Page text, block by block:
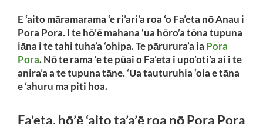
E ‘aito māramarama ‘e ri’ari’a roa ‘o Fa’eta nō Anau i
Pora Pora. I te hō’ē mahana ‘ua hōro’a tōna tupuna
iāna i te tahi tuha’a ‘ohipa. Te pārurura’a ia Pora
Pora. Nō te rama ‘e te pūai o Fa’eta i upo’oti’a ai i te
anira’a a te tupuna tāne. ‘Ua tauturuhia ‘oia e tāna
e ‘ahuru ma piti hoa.
Fa’eta, hō’ē ‘aito ta’a’ē roa nō Pora Pora